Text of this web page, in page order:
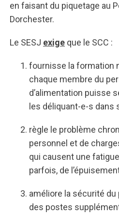
en faisant du piquetage au
Dorchester.
Le SESJ exige que le SCC :
fournisse la formation
chaque membre du
d’alimentation puisse
les déliquant-e-s dans
règle le problème
personnel et de
qui causent une
parfois, de
améliore la sécurité
des postes